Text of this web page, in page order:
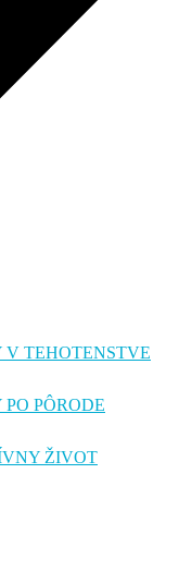
TEHOTENSTVE
PÔRODE
ŽIVOT